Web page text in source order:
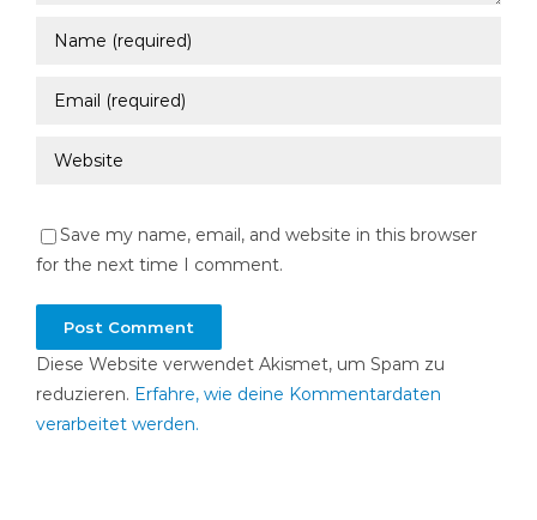
Save my name, email, and website in this browser
for the next time I comment.
Diese Website verwendet Akismet, um Spam zu
reduzieren. Erfahre, wie deine Kommentardaten
verarbeitet werden.